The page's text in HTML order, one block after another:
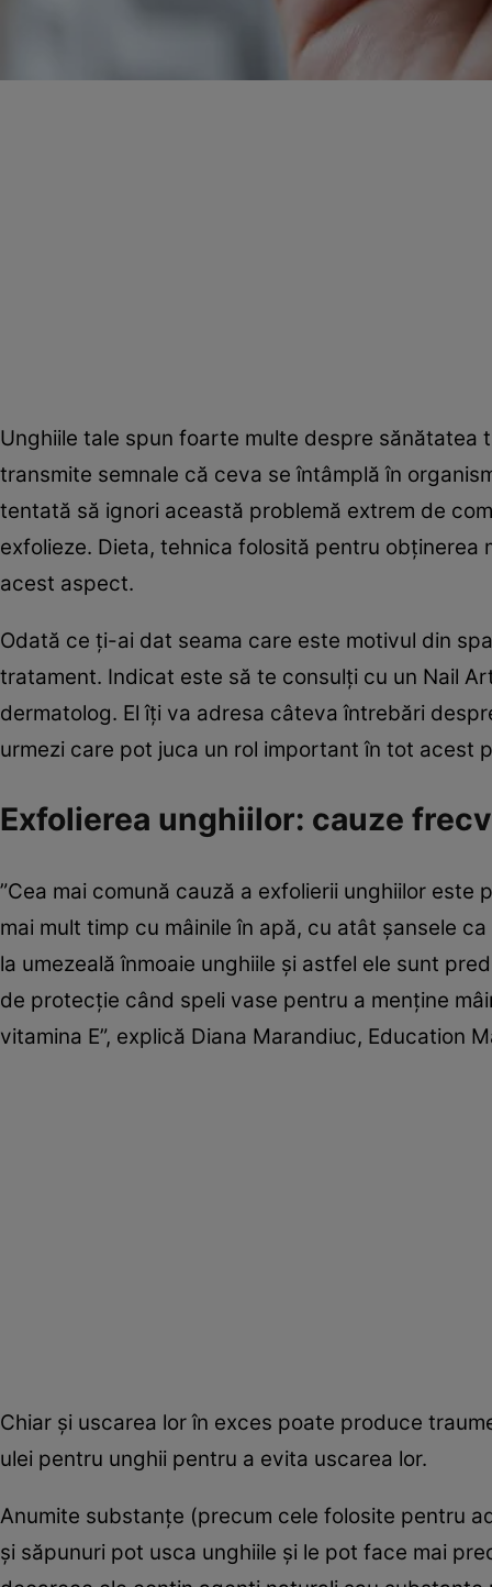
Unghiile tale spun foarte multe despre sănătatea
transmite semnale că ceva se întâmplă în
tentată să ignori această problemă extrem de
exfolieze. Dieta, tehnica folosită pentru
acest aspect.
Odată ce ţi-ai dat seama care este motivul din
tratament. Indicat este să te consulţi cu un Nail
dermatolog. El îţi va adresa câteva întrebări
urmezi care pot juca un rol important în tot acest
Exfolierea unghiilor: cauze
”Cea mai comună cauză a exfolierii unghiilor
mai mult timp cu mâinile în apă, cu atât şansele
la umezeală înmoaie unghiile şi astfel ele sunt
de protecţie când speli vase pentru a menţine
vitamina E”, explică Diana Marandiuc, Education
Chiar şi uscarea lor în exces poate produce
ulei pentru unghii pentru a evita uscarea lor.
Anumite substanţe (precum cele folosite pentru
şi săpunuri pot usca unghiile şi le pot face mai